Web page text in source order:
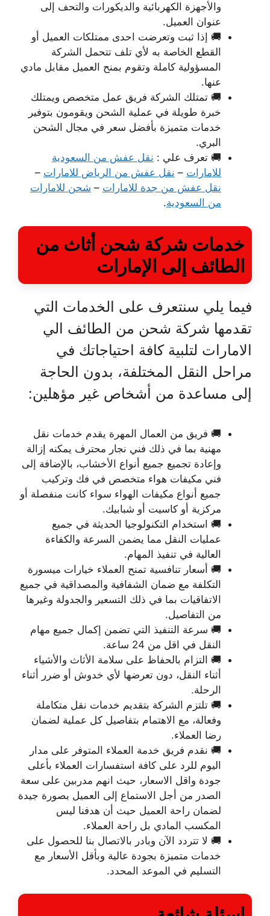
والأجهزة الكهربائية والديكورات والتحف إلى
عنوان العميل.
🚚 إذا ثبت وتعرضت احدى ممتلكات العميل أو
القطع الخاصة به لأي تلف تتحمل الشركة
المسؤولية كاملة وتقوم بمنح العميل مقابل مادي
عنها.
🚚 تمتلك الشركة فريق عمل متخصص ويمتلك
خبرة طويلة في عملية الشحن ويقومون بتوفير
خدمات متميزة بأفضل سعر في مجال الشحن
البري.
🚚 تعرف علي : نقل عفش من السعودية
للامارات – نقل عفش من الرياض للامارات –
نقل عفش من جدة للامارات – شحن للامارات
من السعودية.
خدمات شركة شحن أثاث من
الطائف إلى الإمارات
فيما يلي سنتعرف على الخدمات التي
تقدمها شركة شحن من الطائف الي
الامارات لتلبية كافة احتياجاتك في
مراحل النقل المختلفة، بدون الحاجة
إلى مساعدة من أشخاص غير مؤهلين:
🚚 فريق من العمال المهرة يقدم خدمات نقل
مهنية بما في ذلك فني نجار محترف يمكنه إزالة
وإعادة تجميع جميع أنواع الأخشاب، بالإضافة إلى
فني مكيفات هواء متخصص في فك وتركيب
جميع أنواع مكيفات الهواء سواء كانت منفصلة أو
مركزية أو كاسيت أو شبابيك.
🚚 استخدام التكنولوجيا الحديثة في جميع
عمليات النقل مما يضمن السرعة والكفاءة
العالية في تنفيذ المهام.
🚚 أسعار تنافسية تمنح العملاء خيارات ميسورة
التكلفة مع ضمان الشفافية والمصداقية في جميع
الاتفاقيات بما في ذلك التسعير والجدولة وغيرها
من التفاصيل.
🚚 سرعة التنفيذ التي تضمن إكمال جميع مهام
النقل في اقل من 24 ساعة.
🚚 التزام بالحفاظ على سلامة الأثاث والأشياء
أثناء النقل، دون تعرضها لأي خدوش أو ضرر أثناء
الرحلة.
🚚 تلتزم الشركة بتقديم خدمات نقل متكاملة
وفعالة، مع الاهتمام بتفاصيل كل عملية لضمان
رضا العملاء.
🚚 نقدم فريق خدمة العملاء المتوفر على مدار
اليوم للرد على كافة استفسارات العملاء بأعلى
جودة واقل الاسعار، حيث انهم مدربين على سعة
الصدر من أجل الاستماع إلى العميل بصورة جيدة
لضمان راحة العميل حيث أن هدفنا ليس
المكسب المادي بل راحة العملاء.
🚚 لا تتردد الآن وبادر بالاتصال بنا للحصول على
خدمات متميزة بجودة عالية وبأقل الأسعار مع
التسليم في الموعد المحدد.